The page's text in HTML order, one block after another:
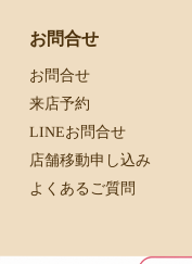
お問合せ
お問合せ
来店予約
LINEお問合せ
店舗移動申し込み
よくあるご質問